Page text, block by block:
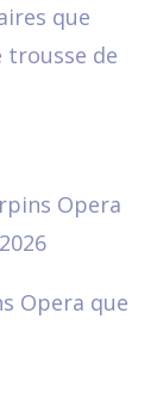
que
trousse de
Opera que